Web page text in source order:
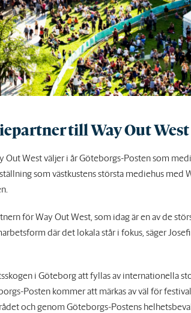
till Way Out West
West väljer i år Göteborgs-Posten som
som västkustens största mediehus med
för Way Out West, som idag är en av de
där det lokala står i fokus, säger
i Göteborg att fyllas av internationella
Posten kommer att märkas av väl för
och genom Göteborgs-Postens